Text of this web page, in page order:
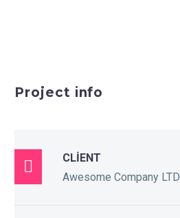
Project info

CLIENT
Awesome Company LTD